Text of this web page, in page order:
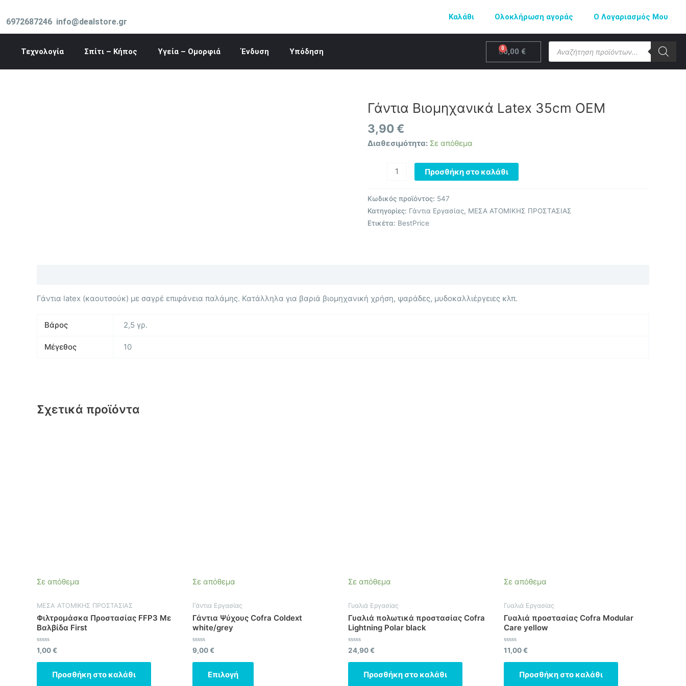
στο6972687246 info@dealstore.gr Καλάθι Ολοκλήρωση αγοράς Ο Λογαριασμός Μου
Τεχνολογία Σπίτι – Κήπος Υγεία – Ομορφιά Ένδυση Υπόδηση 0,00 €
Cart
Products
search
Γάντια Βιομηχανικά Latex 35cm OEM
3,90 €
Διαθεσιμότητα: Σε απόθεμα
Γάντια
Latex
35cm
ποσότητα
Προσθήκη στο καλάθι
Κωδικός προϊόντος: 547
Κατηγορίες: Γάντια Εργασίας, ΜΕΣΑ ΑΤΟΜΙΚΗΣ ΠΡΟΣΤΑΣΙΑΣ
Ετικέτα: BestPrice
Γάντια latex (καουτσούκ) με σαγρέ επιφάνεια παλάμης. Κατάλληλα για βαριά βιομηχανική χρήση, ψαράδες, μυδοκαλλιέργειες κλπ.
Βάρος 2,5 γρ.
Μέγεθος 10
Σχετικά προϊόντα
Σε απόθεμα
ΜΕΣΑ ΑΤΟΜΙΚΗΣ ΠΡΟΣΤΑΣΙΑΣ
Φιλτρομάσκα Προστασίας FFP3 Με
Βαλβίδα First
Βαθμολογήθηκε
με
0
1,00€
Προσθήκη στο καλάθι
Σε απόθεμα
Γάντια Εργασίας
Γάντια Ψύχους Cofra Coldext
white/grey
Βαθμολογήθηκε
με
0
9,00€
Επιλογή
Σε απόθεμα
Γυαλιά Εργασίας
Γυαλιά πολωτικά προστασίας Cofra
Lightning Polar black
Βαθμολογήθηκε
με
0
24,90€
Προσθήκη στο καλάθι
Σε απόθεμα
Γυαλιά Εργασίας
Γυαλιά προστασίας Cofra Modular
Care yellow
Βαθμολογήθηκε
με
0
11,00€
Προσθήκη στο καλάθι